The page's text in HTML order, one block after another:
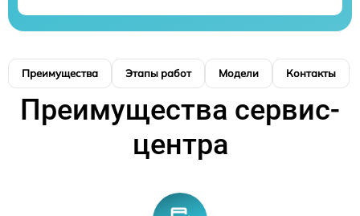
Преимущества Этапы работ Модели Контакты
Преимущества сервис-
центра